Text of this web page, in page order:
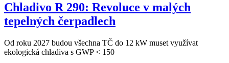
Chladivo R 290: Revoluce v malých
tepelných čerpadlech
Od roku 2027 budou všechna TČ do 12 kW muset využívat
ekologická chladiva s GWP < 150